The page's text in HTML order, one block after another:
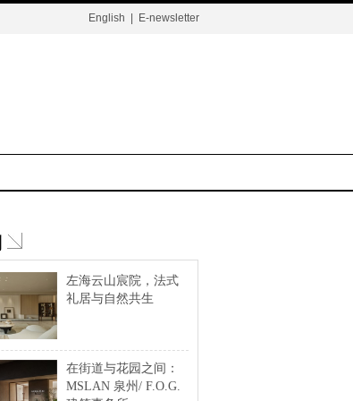
English E-newsletter
左海云山宸院，法式
礼居与自然共生
在街道与花园之间：
MSLAN 泉州/ F.O.G.